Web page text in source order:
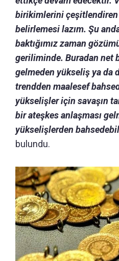
birikimlerini
belirlemesi lazım. Şu
baktığımız zaman
geriliminde. Buradan net
gelmeden yükseliş ya da
trendden maalesef
yükselişler için savaşın
bir ateşkes anlaşması
yükselişlerden
bulundu.